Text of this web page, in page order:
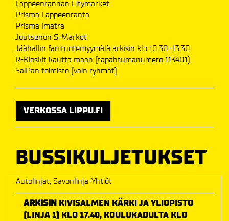
Lappeenrannan Citymarket
Prisma Lappeenranta
Prisma Imatra
Joutsenon S-Market
Jäähallin fanituotemyymälä arkisin klo 10.30-13.30
R-Kioskit kautta maan (tapahtumanumero 113401)
SaiPan toimisto (vain ryhmät)
VERKOSSA LIPPU.FI
BUSSIKULJETUKSET
Autolinjat, Savonlinja-Yhtiöt
ARKISIN KIVISALMEN KÄRKI JA YLIOPISTO
(LINJA 1) KLO 17.40, KOULUKADULTA KLO